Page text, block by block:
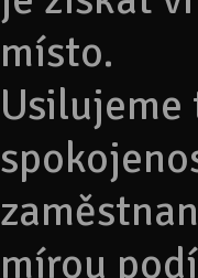
místo.
Usilujeme
mírou